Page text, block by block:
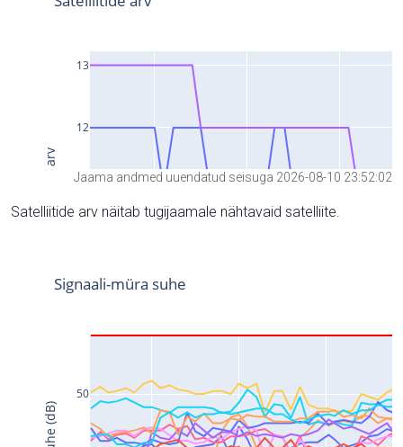
Jaama andmed uuendatud seisuga 2026-08-10 23:52:02
Satelliitide arv näitab tugijaamale nähtavaid satelliite.